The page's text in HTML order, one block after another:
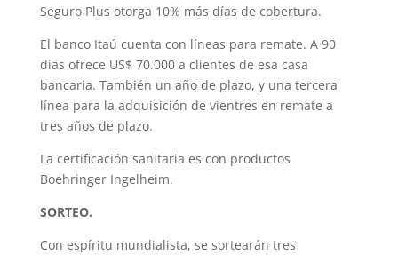
Seguro Plus otorga 10% más días de cobertura.
El banco Itaú cuenta con líneas para remate. A 90
días ofrece US$ 70.000 a clientes de esa casa
bancaria. También un año de plazo, y una tercera
línea para la adquisición de vientres en remate a
tres años de plazo.
La certificación sanitaria es con productos
Boehringer Ingelheim.
SORTEO.
Con espíritu mundialista, se sortearán tres